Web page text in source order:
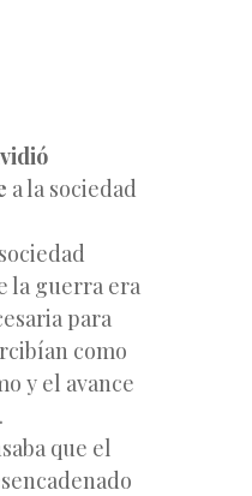
a la sociedad
la guerra era
para
como
y el avance
que el